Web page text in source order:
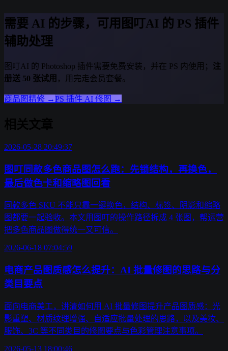
需要 AI 的步骤，可用图叮AI 的 PS 插件
辅助处理
图叮AI 的 Photoshop 插件需要免费安装，并在 PS 内使用； 注
册送 50 张试用 ，用完走会员套餐。
商品图精修 →PS 插件 AI 修图 →
2026-05-28 20:49:37
图叮同款多色商品图怎么跑：先锁结构，再换色，
最后做色卡和缩略图回看
同款多色 SKU 不能只靠一键换色，结构、标签、阴影和缩略
图都要一起验收。本文用图叮的操作路径拆成 4 张图，帮运营
把多色商品图做得统一又可信。
2026-06-18 07:04:59
电商产品图质感怎么提升：AI 批量修图的思路与分
类目要点
面向电商美工，讲清如何用 AI 批量修图提升产品图质感：光
影重塑、材质纹理增强、自适应批量处理的思路，以及美妆、
服饰、3C 等不同类目的修图要点与色彩管理注意事项。
2026-05-13 18:00:46